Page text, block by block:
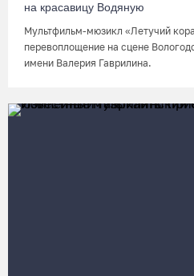
на красавицу Водяную
Мультфильм-мюзикл «Летучий
перевоплощение на сцене
имени Валерия Гаврилина.